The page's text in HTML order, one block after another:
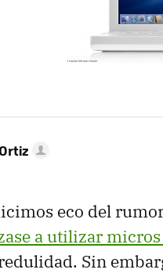
eco del
a utilizar
Sin